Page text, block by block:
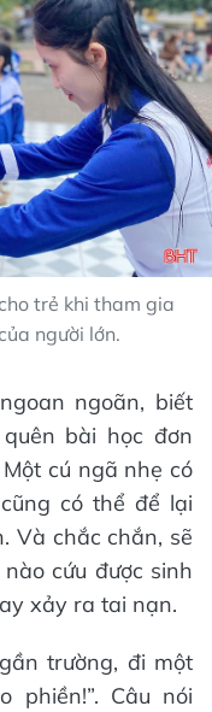
trẻ khi tham gia
người lớn.
ngoãn, biết
bài học đơn
cú ngã nhẹ có
có thể để lại
Và chắc chắn, sẽ
cứu được sinh
xảy ra tai nạn.
trường, đi một
phiền!”. Câu nói